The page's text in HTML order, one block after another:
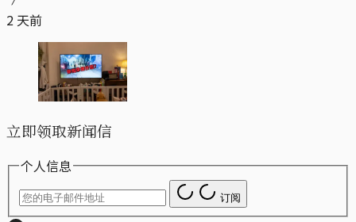
2 天前
立即领取新闻信
个人信息
订阅